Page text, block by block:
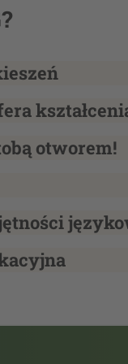
otworem!